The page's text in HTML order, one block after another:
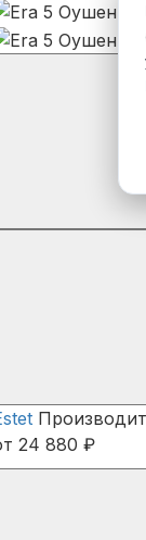
24 880 ₽